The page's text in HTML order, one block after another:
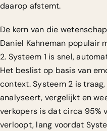
daarop afstemt.
De kern van die
Daniel Kahneman populair
2. Systeem 1 is snel,
Het beslist op basis van
context. Systeem 2 is
analyseert, vergelijkt en
verkopers is datcirca 95%
verloopt, lang voordat